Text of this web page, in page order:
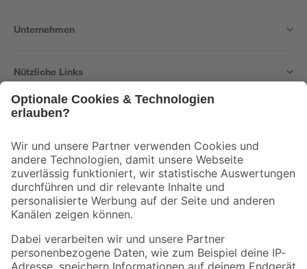
Unternehmen
Nützliche Links
Der toom Newsletter: Keine Angebote und Aktionen mehr verpassen!
Zur Newsletter Anmeldung
Folge uns